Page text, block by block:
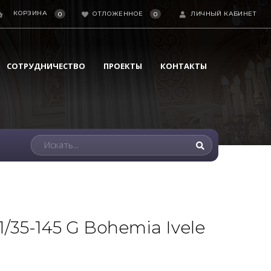
КОРЗИНА 0 ОТЛОЖЕННОЕ 0 ЛИЧНЫЙ КАБИНЕТ
СОТРУДНИЧЕСТВО ПРОЕКТЫ КОНТАКТЫ
35-145 G Bohemia Ivele